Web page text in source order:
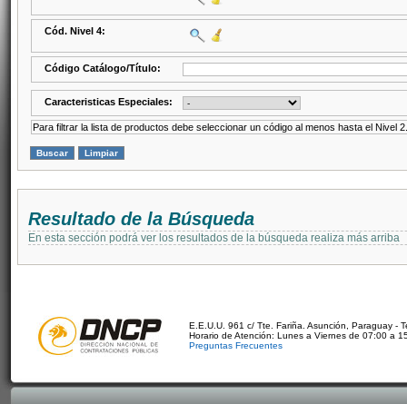
Cód. Nivel 4:
Código Catálogo/Título:
Caracteristicas Especiales:
Para filtrar la lista de productos debe seleccionar un código al menos hasta el Nivel 2.
Resultado de la Búsqueda
En esta sección podrá ver los resultados de la búsqueda realiza más arriba
E.E.U.U. 961 c/ Tte. Fariña. Asunción, Paraguay -
Horario de Atención: Lunes a Viernes de 07:00 a
Preguntas Frecuentes